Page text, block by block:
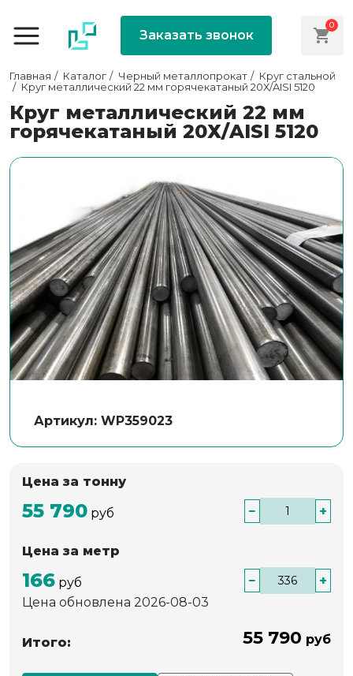
Заказать звонок
0
Главная Каталог Черный металлопрокат
Круг стальной
Круг металлический 22 мм горячекатаный 20Х/AISI 5120
Круг металлический 22 мм
горячекатаный 20Х/AISI 5120
Артикул: WP359023
Цена за тонну
55 790 руб − +
Цена за метр
166 руб −
+
Цена обновлена 2026-08-03
Итого: 55 790 руб